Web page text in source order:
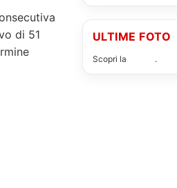
di 51
ULTIME FOTO
Scopri la .